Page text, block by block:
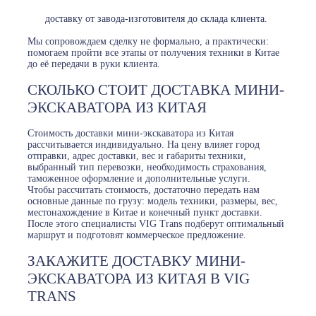
доставку от завода-изготовителя до склада клиента.
Мы сопровождаем сделку не формально, а практически:
помогаем пройти все этапы от получения техники в Китае
до её передачи в руки клиента.
СКОЛЬКО СТОИТ ДОСТАВКА МИНИ-
ЭКСКАВАТОРА ИЗ КИТАЯ
Стоимость доставки мини-экскаватора из Китая
рассчитывается индивидуально. На цену влияет город
отправки, адрес доставки, вес и габариты техники,
выбранный тип перевозки, необходимость страхования,
таможенное оформление и дополнительные услуги.
Чтобы рассчитать стоимость, достаточно передать нам
основные данные по грузу: модель техники, размеры, вес,
местонахождение в Китае и конечный пункт доставки.
После этого специалисты VIG Trans подберут оптимальный
маршрут и подготовят коммерческое предложение.
ЗАКАЖИТЕ ДОСТАВКУ МИНИ-
ЭКСКАВАТОРА ИЗ КИТАЯ В VIG
TRANS